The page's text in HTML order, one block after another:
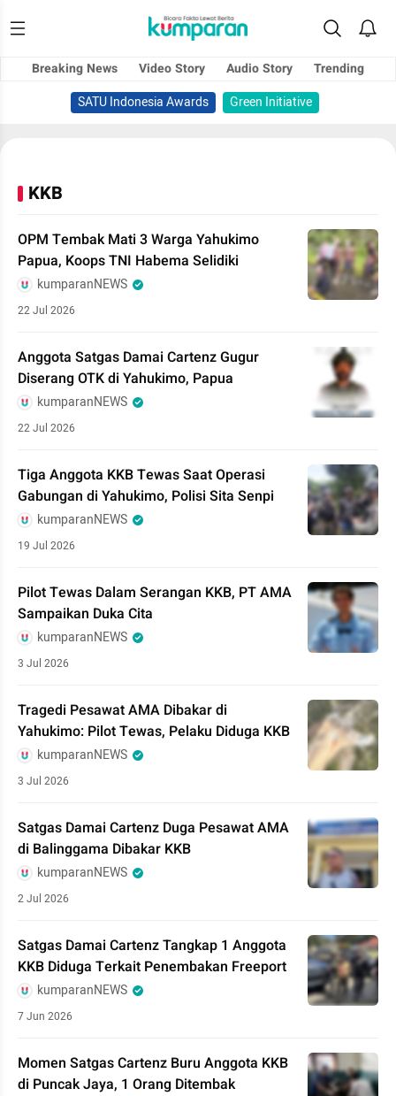
Breaking News Video Story Audio Story
Trending
SATU Indonesia Awards
Green Initiative
KKB
OPM Tembak Mati 3 Warga Yahukimo
Papua, Koops TNI Habema Selidiki
kumparanNEWS
22 Jul 2026
Anggota Satgas Damai Cartenz Gugur
Diserang OTK di Yahukimo, Papua
kumparanNEWS
22 Jul 2026
Tiga Anggota KKB Tewas Saat Operasi
Gabungan di Yahukimo, Polisi Sita Senpi
kumparanNEWS
19 Jul 2026
Pilot Tewas Dalam Serangan KKB, PT AMA
Sampaikan Duka Cita
kumparanNEWS
3 Jul 2026
Tragedi Pesawat AMA Dibakar di
Yahukimo: Pilot Tewas, Pelaku Diduga KKB
kumparanNEWS
3 Jul 2026
Satgas Damai Cartenz Duga Pesawat AMA
di Balinggama Dibakar KKB
kumparanNEWS
2 Jul 2026
Satgas Damai Cartenz Tangkap 1 Anggota
KKB Diduga Terkait Penembakan Freeport
kumparanNEWS
7 Jun 2026
Momen Satgas Cartenz Buru Anggota KKB
di Puncak Jaya, 1 Orang Ditembak